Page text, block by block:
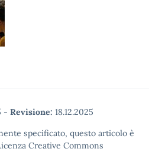
- Revisione: 18.12.2025
specificato, questo articolo è
Creative Commons